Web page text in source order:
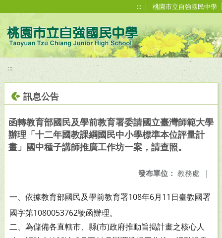
::: 桃園市立自強國民中學
:::
訊息公告
函轉教育部國民及學前教育署委請國立臺灣師範大學
辦理「十二年國教課綱國民中小學標準本位評量計
畫」國中種子講師推廣工作坊一案，請查照。
發布單位： 教務處 |
一、依據教育部國民及學前教育署108年6月11日臺教國署
國字第1080053762號函辦理。
二、為儲備各直轄市、縣(市)政府推動旨揭計畫之核心人